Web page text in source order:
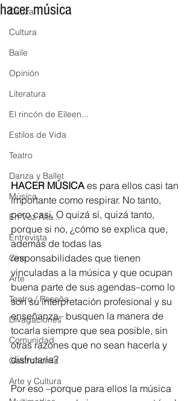
Danza
Cultura
Baile
Opinión
Literatura
El rincón de Eileen...
Estilos de Vida
Teatro
Danza y Ballet
Música
En Voz Alta...
Entrevista
Cine
Arte
Teatro / Reseña
Divagaciones
Comunidad
Gastronomía
Arte y Cultura
hacer música
HACER MÚSICA es para ellos casi tan
importante como respirar. No tanto,
pero casi. O quizá sí, quizá tanto,
porque si no, ¿cómo se explica que,
además de todas las
responsabilidades que tienen
vinculadas a la música y que ocupan
buena parte de sus agendas–como lo
son su interpretación profesional y su
enseñanza– busquen la manera de
tocarla siempre que sea posible, sin
otras razones que no sean hacerla y
disfrutarla?
Por eso –porque para ellos la música